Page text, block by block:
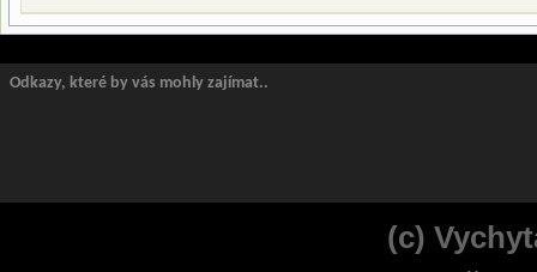
Odkazy, které by vás mohly zajímat..
(c)